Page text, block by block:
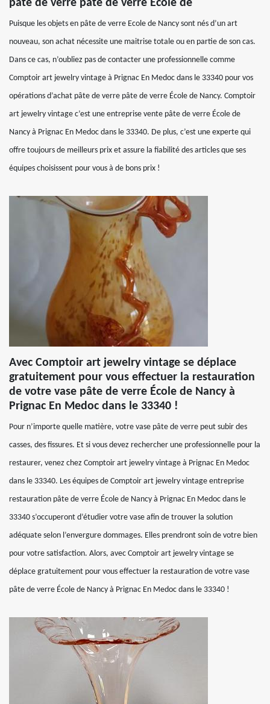
pâte de verre pâte de verre École de
Puisque les objets en pâte de verre Ecole de Nancy sont nés d’un art
nouveau, son achat nécessite une maitrise totale ou en partie de son cas.
Dans ce cas, n’oubliez pas de contacter une professionnelle comme
Comptoir art jewelry vintage à Prignac En Medoc dans le 33340 pour vos
opérations d’achat pâte de verre pâte de verre École de Nancy. Comptoir
art jewelry vintage c’est une entreprise vente pâte de verre École de
Nancy à Prignac En Medoc dans le 33340. De plus, c’est une experte qui
offre toujours de meilleurs prix et assure la fiabilité des articles que ses
équipes choisissent pour vous à de bons prix !
Avec Comptoir art jewelry vintage se déplace
gratuitement pour vous effectuer la restauration
de votre vase pâte de verre École de Nancy à
Prignac En Medoc dans le 33340 !
Pour n’importe quelle matière, votre vase pâte de verre peut subir des
casses, des fissures. Et si vous devez rechercher une professionnelle pour la
restaurer, venez chez Comptoir art jewelry vintage à Prignac En Medoc
dans le 33340. Les équipes de Comptoir art jewelry vintage entreprise
restauration pâte de verre École de Nancy à Prignac En Medoc dans le
33340 s’occuperont d’étudier votre vase afin de trouver la solution
adéquate selon l’envergure dommages. Elles prendront soin de votre bien
pour votre satisfaction. Alors, avec Comptoir art jewelry vintage se
déplace gratuitement pour vous effectuer la restauration de votre vase
pâte de verre École de Nancy à Prignac En Medoc dans le 33340 !